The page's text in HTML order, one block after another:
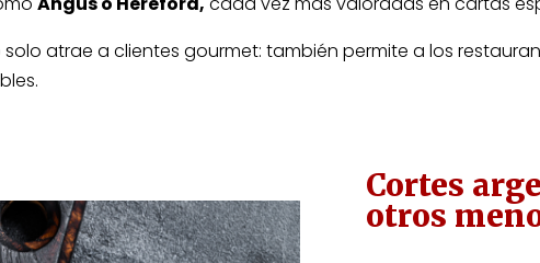
atrae a clientes gourmet: también permite a los
Cortes
otros